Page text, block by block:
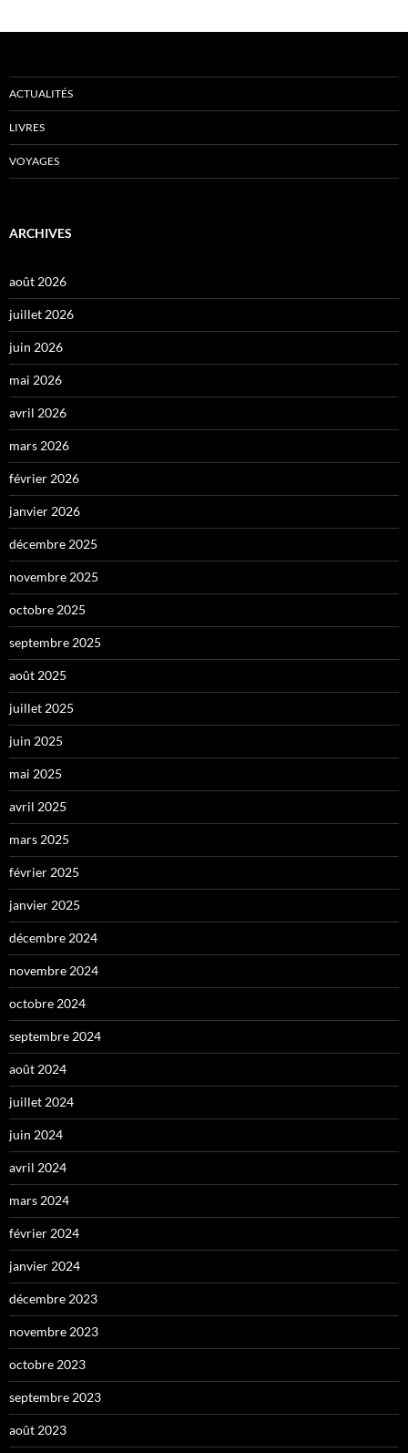
ACTUALITÉS
LIVRES
VOYAGES
ARCHIVES
août 2026
juillet 2026
juin 2026
mai 2026
avril 2026
mars 2026
février 2026
janvier 2026
décembre 2025
novembre 2025
octobre 2025
septembre 2025
août 2025
juillet 2025
juin 2025
mai 2025
avril 2025
mars 2025
février 2025
janvier 2025
décembre 2024
novembre 2024
octobre 2024
septembre 2024
août 2024
juillet 2024
juin 2024
avril 2024
mars 2024
février 2024
janvier 2024
décembre 2023
novembre 2023
octobre 2023
septembre 2023
août 2023